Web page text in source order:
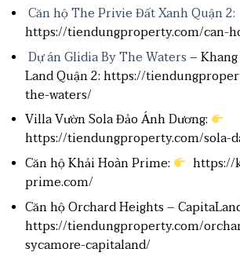
Căn hộ The Privie Đất Xanh Quận 2:
https://tiendungproperty.com/can-
Dự án Glidia By The Waters–
Land Quận 2: https://
the-waters/
Villa Vườn Sola Đảo Ánh Dương:
https://tiendungproperty.com/sola-
Căn hộ Khải Hoàn Prime:
https://
prime.com/
Căn hộ Orchard Heights –
https://tiendungproperty.com/
sycamore-capitaland/